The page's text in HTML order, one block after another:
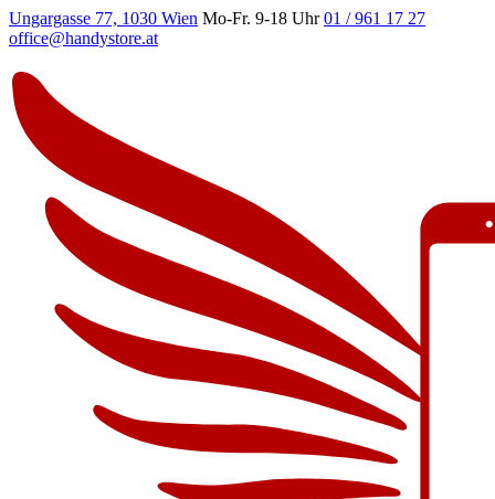
Ungargasse 77, 1030 Wien Mo-Fr. 9-18 Uhr 01 / 961 17 27
office@handystore.at